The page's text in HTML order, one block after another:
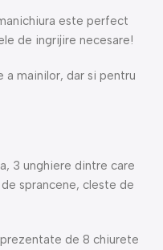
este perfect
de ingrijire necesare!
mainilor, dar si pentru
3 unghiere dintre care
sprancene, cleste de
de 8 chiurete